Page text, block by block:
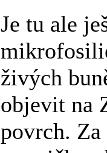
Je tu ale
živých
objevit na
povrch.